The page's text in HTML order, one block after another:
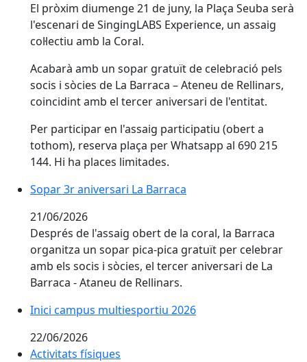
El pròxim diumenge 21 de juny, la Plaça Seuba serà
l'escenari de SingingLABS Experience, un assaig
col·lectiu amb la Coral.
Acabarà amb un sopar gratuït de celebració pels
socis i sòcies de La Barraca – Ateneu de Rellinars,
coincidint amb el tercer aniversari de l'entitat.
Per participar en l'assaig participatiu (obert a
tothom), reserva plaça per Whatsapp al 690 215
144. Hi ha places limitades.
Sopar 3r aniversari La Barraca
Sopar 3r aniversari La Barraca
21/06/2026
Després de l'assaig obert de la coral, la Barraca
organitza un sopar pica-pica gratuït per celebrar
amb els socis i sòcies, el tercer aniversari de La
Barraca - Ataneu de Rellinars.
Inici campus multiesportiu 2026
Inici campus multiesportiu 2026
22/06/2026
Activitats físiques
Activitats físiques